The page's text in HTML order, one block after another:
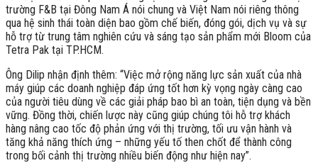
trường F&B tại Đông Nam Á nói chung và Việt Nam nói riêng thông
qua hệ sinh thái toàn diện bao gồm chế biến, đóng gói, dịch vụ và sự
hỗ trợ từ trung tâm nghiên cứu và sáng tạo sản phẩm mới Bloom của
Tetra Pak tại TP.HCM.
Ông Dilip nhận định thêm: “Việc mở rộng năng lực sản xuất của nhà
máy giúp các doanh nghiệp đáp ứng tốt hơn kỳ vọng ngày càng cao
của người tiêu dùng về các giải pháp bao bì an toàn, tiện dụng và bền
vững. Đồng thời, chiến lược này cũng giúp chúng tôi hỗ trợ khách
hàng nâng cao tốc độ phản ứng với thị trường, tối ưu vận hành và
tăng khả năng thích ứng – những yếu tố then chốt để thành công
trong bối cảnh thị trường nhiều biến động như hiện nay”.